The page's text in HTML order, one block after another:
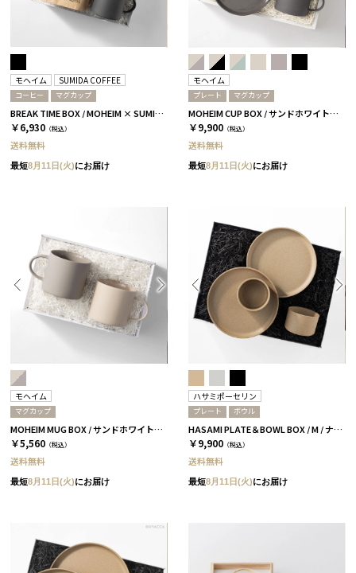
モヘイム SUMIDA COFFEE
コーヒー マグカップ
BREAK TIME BOX / MOHEIM × SUMIDA COFFEE / ブラック
￥6,930 （税込）
送料無料
最短8月11日(火)にお届け
モヘイム
プレート マグカップ
MOHEIM CUP BOX / サンドホワイト＆ブラック［モヘイム］
￥9,900 （税込）
送料無料
最短8月11日(火)にお届け
モヘイム
マグカップ
MOHEIM MUG BOX / サンドホワイト＆グレー［モヘイム］
￥5,560 （税込）
送料無料
最短8月11日(火)にお届け
ハサミポーセリン
プレート ボウル
HASAMI PLATE＆BOWL BOX / M / ナチュラル［ハサミポーセリン］
￥9,900 （税込）
送料無料
最短8月11日(火)にお届け